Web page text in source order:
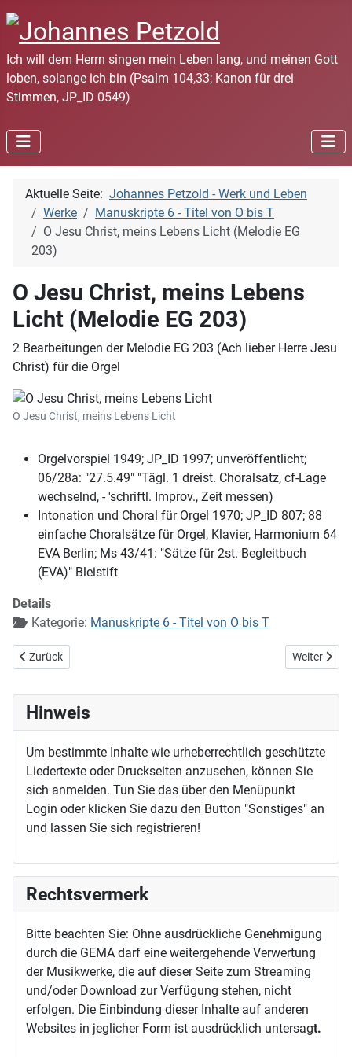
Ich will dem Herrn singen mein Leben lang, und meinen Gott
loben, solange ich bin (Psalm 104,33; Kanon für drei
Stimmen, JP_ID 0549)
Aktuelle Seite: Johannes Petzold - Werk und Leben
Werke
Manuskripte 6 - Titel von O bis T
O Jesu Christ, meins Lebens Licht (Melodie EG
203)
O Jesu Christ, meins Lebens
Licht (Melodie EG 203)
2 Bearbeitungen der Melodie EG 203 (Ach lieber Herre Jesu
Christ) für die Orgel
O Jesu Christ, meins Lebens Licht
Orgelvorspiel 1949; JP_ID 1997; unveröffentlicht;
06/28a: "27.5.49" "Tägl. 1 dreist. Choralsatz, cf-Lage
wechselnd, - 'schriftl. Improv., Zeit messen)
Intonation und Choral für Orgel 1970; JP_ID 807; 88
einfache Choralsätze für Orgel, Klavier, Harmonium 64
EVA Berlin; Ms 43/41: "Sätze für 2st. Begleitbuch
(EVA)" Bleistift
Details
Kategorie: Manuskripte 6 - Titel von O bis T
Vorheriger Beitrag: O Herr Jesu, deine Leute
Zurück Nächster
Weiter
Hinweis
Um bestimmte Inhalte wie urheberrechtlich geschützte
Liedertexte oder Druckseiten anzusehen, können Sie
sich anmelden. Tun Sie das über den Menüpunkt
Login oder klicken Sie dazu den Button "Sonstiges" an
und lassen Sie sich registrieren!
Rechtsvermerk
Bitte beachten Sie: Ohne ausdrückliche Genehmigung
durch die GEMA darf eine weitergehende Verwertung
der Musikwerke, die auf dieser Seite zum Streaming
und/oder Download zur Verfügung stehen, nicht
erfolgen. Die Einbindung dieser Inhalte auf anderen
Websites in jeglicher Form ist ausdrücklich untersagt.